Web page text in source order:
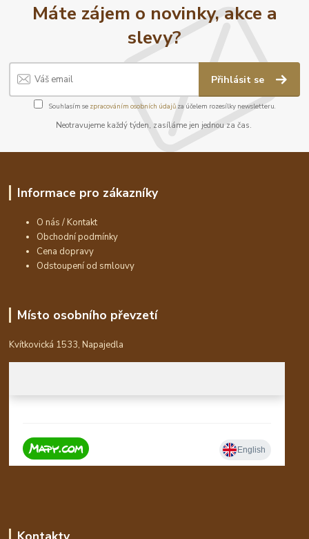
Máte zájem o novinky, akce a
slevy?
Přihlásit se
Souhlasím se zpracováním osobních údajůza účelem rozesílky newsletteru.
Neotravujeme každý týden, zasíláme jen jednou za čas.
Informace pro zákazníky
O nás / Kontakt
Obchodní podmínky
Cena dopravy
Odstoupení od smlouvy
Místo osobního převzetí
Kvítkovická 1533, Napajedla